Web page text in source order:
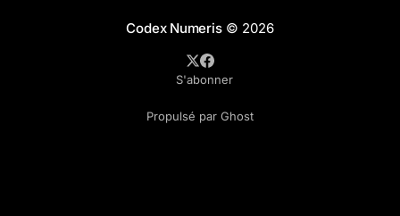
conditions nécessaires au développement
d'une communauté éducative résiliente
Codex Numeris© 2026
S'abonner
Propulsé par Ghost